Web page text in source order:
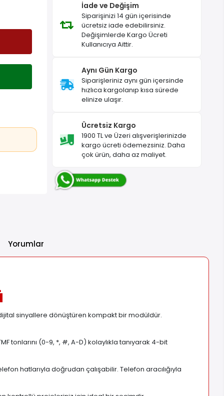
İade ve Değişim
Siparişinizi 14 gün içerisinde
ücretsiz iade edebilirsiniz.
Değişimlerde Kargo Ücreti
Kullanıcıya Aittir.
Aynı Gün Kargo
Siparişleriniz aynı gün içersinde
hızlıca kargolanıp kısa sürede
elinize ulaşır.
Ücretsiz Kargo
1900 TL ve Üzeri alışverişlerinizde
kargo ücreti ödemezsiniz. Daha
çok ürün, daha az maliyet.
Yorumlar
dijital sinyallere dönüştüren kompakt bir modüldür.
tonlarını (0-9, *, #, A-D) kolaylıkla tanıyarak 4-bit
hatlarıyla doğrudan çalışabilir. Telefon aracılığıyla